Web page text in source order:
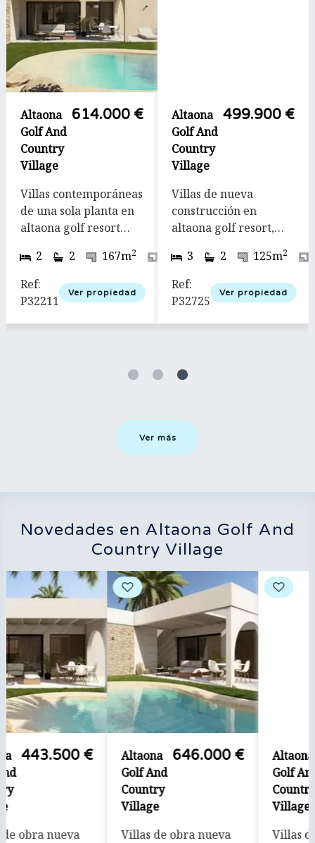
560m
Altaona
Golf And
Country
Village
614.000 €
Villas contemporáneas
de una sola planta en
altaona golf resort
2 2 167m2 550m
Ref:
P32211
Ver propiedad
Altaona
Golf And
Country
Village
499.900 €
Villas de nueva
construcción en
altaona golf resort,
privada y vistas a la
montaña
3 2 125m2
Ref:
P32725
Ver propiedad
Ver más
Novedades en Altaona Golf And
Country Village
Altaona
513.500 €
Villas de obra nueva
Altaona
744.000 €
Villas contemporáneas